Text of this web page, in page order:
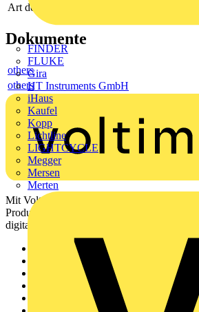
FINDER
FLUKE
Gira
HT Instruments GmbH
iHaus
Kaufel
Kopp
Lichtline
LIGHTCYCLE
Megger
Mersen
Merten
Art des Zubehörs/Ersatzteils
Dokumente
others
others
Mit Voltimum erhalten Elektrofachkräfte
Produktinformationen, Schulungen und
digitalen Plattform und Community.